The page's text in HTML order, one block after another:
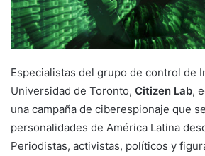
Especialistas del grupo de control de
Universidad de Toronto, Citizen Lab,
una campaña de ciberespionaje que
personalidades de América Latina
Periodistas, activistas, políticos y